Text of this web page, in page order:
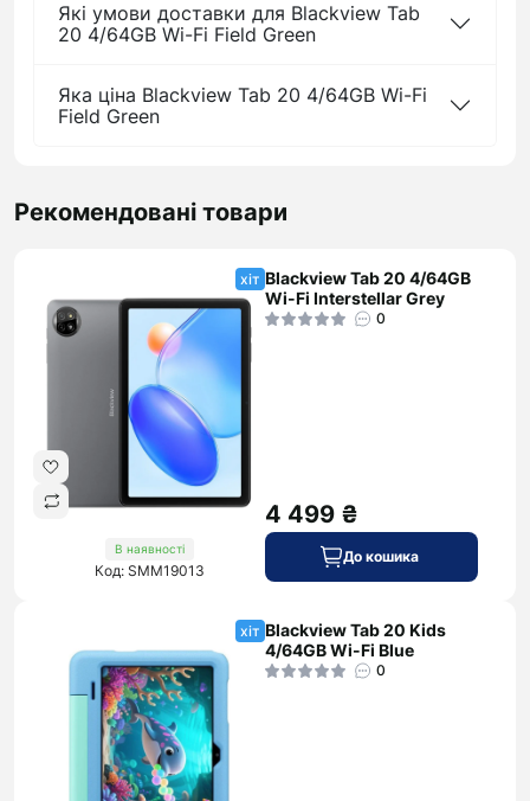
Які умови доставки для Blackview Tab
20 4/64GB Wi-Fi Field Green
Яка ціна Blackview Tab 20 4/64GB Wi-Fi
Field Green
Рекомендовані товари
хіт
В наявності
Код: SMM19013
Blackview Tab 20 4/64GB
Wi-Fi Interstellar Grey
0
4 499 ₴
До кошика
хіт Blackview Tab 20 Kids
4/64GB Wi-Fi Blue
0